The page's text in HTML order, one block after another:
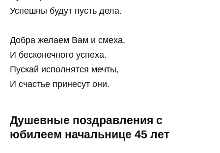
Успешны будут пусть дела.
Добра желаем Вам и смеха,
И бесконечного успеха.
Пускай исполнятся мечты,
И счастье принесут они.
Душевные поздравления с
юбилеем начальнице 45 лет